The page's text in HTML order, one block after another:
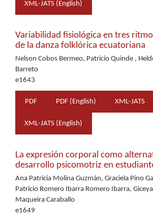
XML-JATS (English)
Variabilidad fisiológica en tres
de la danza folklórica ecuatoriana
Nelson Cobos Bermeo, Patricio Quinde ,
Barreto
e1643
PDF PDF (English) XML-JATS
XML-JATS (English)
La expresión corporal como
desarrollo psicomotriz en
Ana Patricia Molina Guzmán, Graciela Pino
Patricio Romero Ibarra Romero Ibarra,
Maqueira Caraballo
e1649